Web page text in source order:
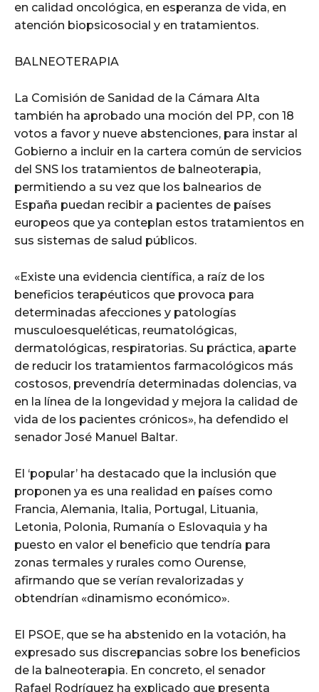
en calidad oncológica, en esperanza de vida, en
atención biopsicosocial y en tratamientos.
BALNEOTERAPIA
La Comisión de Sanidad de la Cámara Alta
también ha aprobado una moción del PP, con 18
votos a favor y nueve abstenciones, para instar al
Gobierno a incluir en la cartera común de servicios
del SNS los tratamientos de balneoterapia,
permitiendo a su vez que los balnearios de
España puedan recibir a pacientes de países
europeos que ya conteplan estos tratamientos en
sus sistemas de salud públicos.
«Existe una evidencia científica, a raíz de los
beneficios terapéuticos que provoca para
determinadas afecciones y patologías
musculoesqueléticas, reumatológicas,
dermatológicas, respiratorias. Su práctica, aparte
de reducir los tratamientos farmacológicos más
costosos, prevendría determinadas dolencias, va
en la línea de la longevidad y mejora la calidad de
vida de los pacientes crónicos», ha defendido el
senador José Manuel Baltar.
El ‘popular’ ha destacado que la inclusión que
proponen ya es una realidad en países como
Francia, Alemania, Italia, Portugal, Lituania,
Letonia, Polonia, Rumanía o Eslovaquia y ha
puesto en valor el beneficio que tendría para
zonas termales y rurales como Ourense,
afirmando que se verían revalorizadas y
obtendrían «dinamismo económico».
El PSOE, que se ha abstenido en la votación, ha
expresado sus discrepancias sobre los beneficios
de la balneoterapia. En concreto, el senador
Rafael Rodríguez ha explicado que presenta